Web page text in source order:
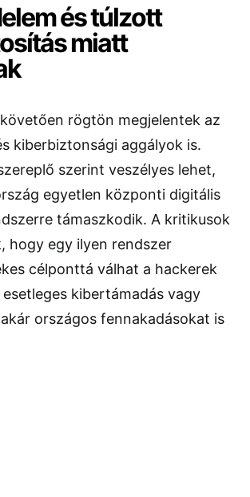
és túlzott
miatt
rögtön megjelentek az
kiberbiztonsági aggályok is.
szerint veszélyes lehet,
egyetlen központi digitális
támaszkodik. A kritikusok
hogy egy ilyen rendszer
célponttá válhat a hackerek
esetleges kibertámadás vagy
országos fennakadásokat is